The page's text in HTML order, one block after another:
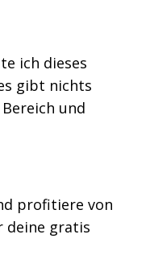
ich dieses
gibt nichts
und
profitiere von
deine gratis